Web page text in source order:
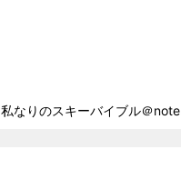
私なりのスキーバイブル＠note